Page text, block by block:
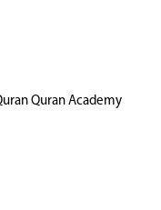
Quran Academy